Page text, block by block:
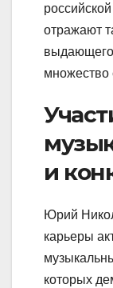
отражают
множество
и
Юрий
карьеры
которых